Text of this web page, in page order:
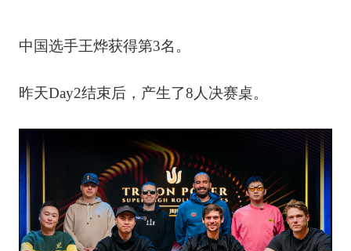
中国选手王烨获得第3名。
昨天Day2结束后，产生了8人决赛桌。